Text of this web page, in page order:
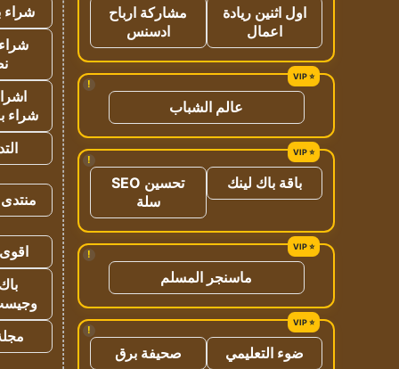
اول اثنين ريادة
اعمال
مشاركة ارباح
ادسنس
!
عالم الشباب
!
باقة باك لينك
تحسين SEO
سلة
!
ماسنجر المسلم
!
ضوء التعليمي
صحيفة برق
شراء
شراء